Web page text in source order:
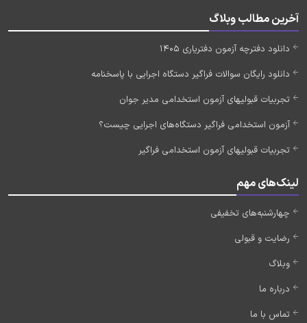
آخرین مطالب وبلاگ
دانلود دفترچه آزمون دفتریاری 1405
دانلود رایگان سوالات فراگیر دستگاه اجرایی با پاسخنامه
تجربیات قبولیهای آزمون استخدامی مدیر جوان
آزمون استخدامی فراگیر دستگاه‌های اجرایی چیست؟
تجربیات قبولیهای آزمون استخدامی فراگیر
لینک‌های مهم
چهارشنبه‌های تخفیفی
رضایت و قبولی
وبلاگ
درباره ما
تماس با ما